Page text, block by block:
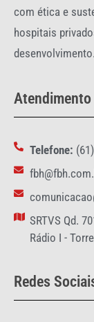
com ética e
hospitais
desenvolvimento.
Atendimento
Telefone:
SRTVS Qd.
Rádio I -
Redes